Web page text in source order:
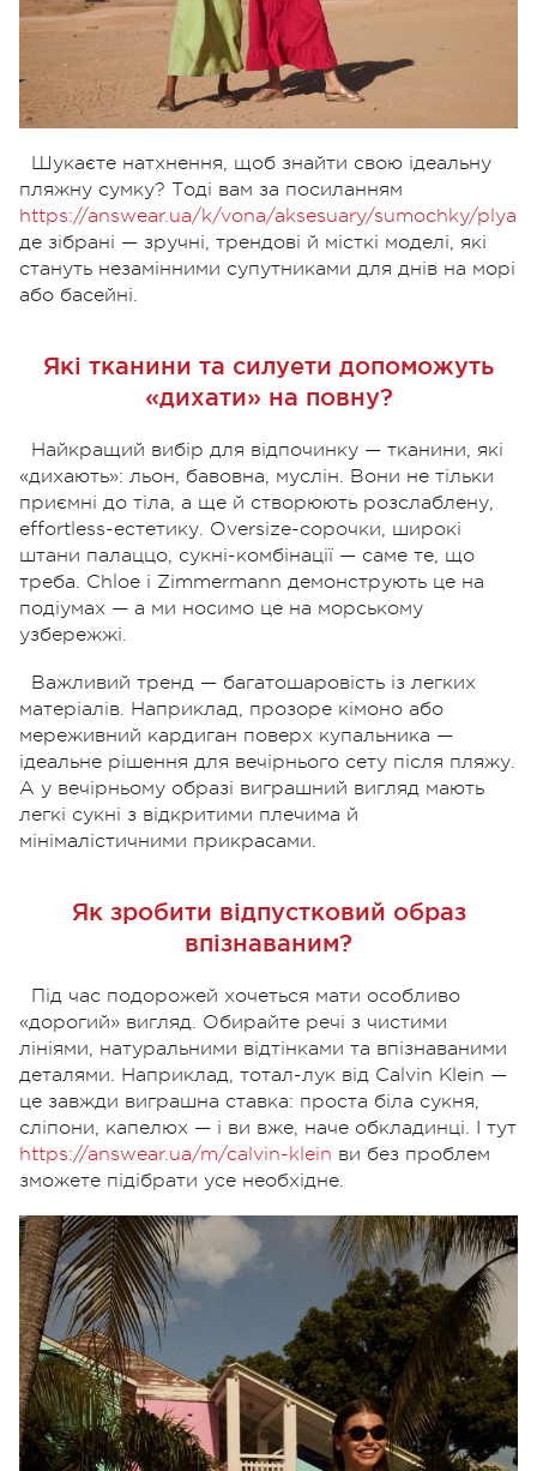
Шукаєте натхнення, щоб знайти свою ідеальну
пляжну сумку? Тоді вам за посиланням
https://answear.ua/k/vona/aksesuary/sumochky/
де зібрані — зручні, трендові й місткі моделі, які
стануть незамінними супутниками для днів на морі
або басейні.
Які тканини та силуети допоможуть
«дихати» на повну?
Найкращий вибір для відпочинку — тканини, які
«дихають»: льон, бавовна, муслін. Вони не тільки
приємні до тіла, а ще й створюють розслаблену,
effortless-естетику. Oversize-сорочки, широкі
штани палаццо, сукні-комбінації — саме те, що
треба. Chloe і Zimmermann демонструють це на
подіумах — а ми носимо це на морському
узбережжі.
Важливий тренд — багатошаровість із легких
матеріалів. Наприклад, прозоре кімоно або
мереживний кардиган поверх купальника —
ідеальне рішення для вечірнього сету після пляжу.
А у вечірньому образі виграшний вигляд мають
легкі сукні з відкритими плечима й
мінімалістичними прикрасами.
Як зробити відпустковий образ
впізнаваним?
Під час подорожей хочеться мати особливо
«дорогий» вигляд. Обирайте речі з чистими
лініями, натуральними відтінками та впізнаваними
деталями. Наприклад, тотал-лук від Calvin Klein —
це завжди виграшна ставка: проста біла сукня,
сліпони, капелюх — і ви вже, наче обкладинці. І тут
https://answear.ua/m/calvin-klein ви без проблем
зможете підібрати усе необхідне.